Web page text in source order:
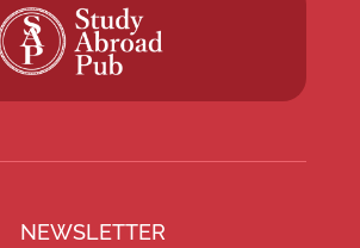
NEWSLETTER